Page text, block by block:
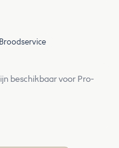
Broodservice
beschikbaar voor Pro-